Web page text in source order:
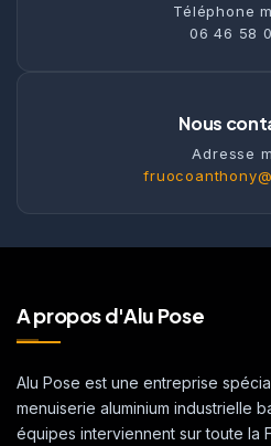
Téléphone
06 46 58
Nous
Adresse
A propos d'Alu Pose
Alu Pose est une entreprise
menuiserie aluminium industrielle
équipes interviennent sur toute la